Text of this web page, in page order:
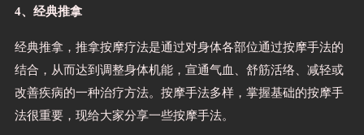
4、经典推拿
经典推拿，推拿按摩疗法是通过对身体各部位通过按摩手法的
结合，从而达到调整身体机能，宣通气血、舒筋活络、减轻或
改善疾病的一种治疗方法。按摩手法多样，掌握基础的按摩手
法很重要，现给大家分享一些按摩手法。